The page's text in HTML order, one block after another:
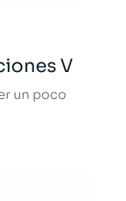
V
un poco